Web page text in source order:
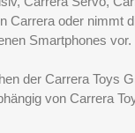
Carrera oder nimmt
Smartphones vor.
der Carrera Toys
von Carrera